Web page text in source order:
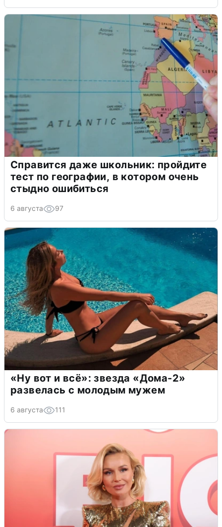
Справится даже школьник: пройдите
тест по географии, в котором очень
стыдно ошибиться
6 августа 97
«Ну вот и всё»: звезда «Дома-2»
развелась с молодым мужем
6 августа 111